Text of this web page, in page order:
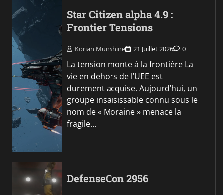
Star Citizen alpha 4.9 :
Frontier Tensions
Korian Munshine 21 Juillet 2026 0
La tension monte à la frontière La
vie en dehors de l’UEE est
durement acquise. Aujourd’hui, un
groupe insaisissable connu sous le
nom de « Moraine » menace la
fragile…
DefenseCon 2956